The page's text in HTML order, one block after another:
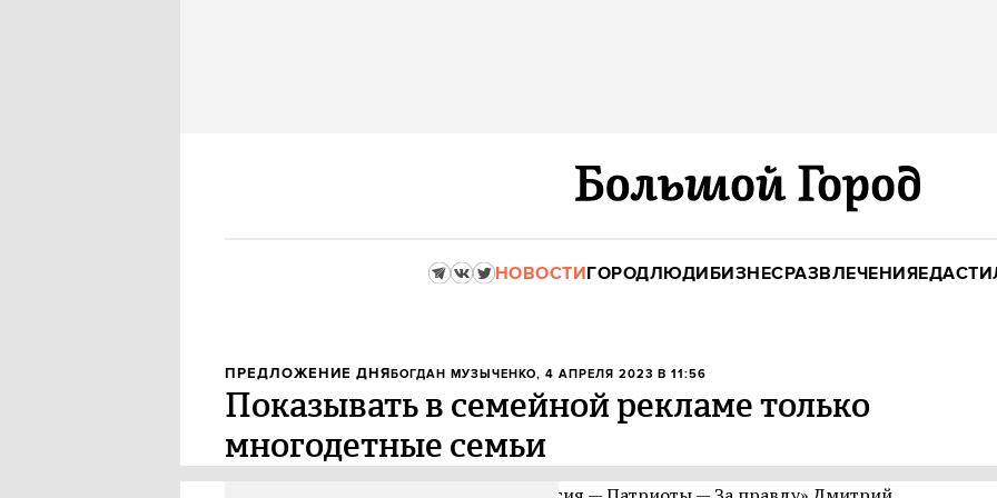
НОВОСТИГОРОДЛЮДИБИЗНЕСРАЗВЛЕЧЕНИЯЕДА
ПРЕДЛОЖЕНИЕ ДНЯБОГДАН МУЗЫЧЕНКО, 4 АПРЕЛЯ 2023 В 11:56
Показывать в семейной рекламе только
многодетные семьи